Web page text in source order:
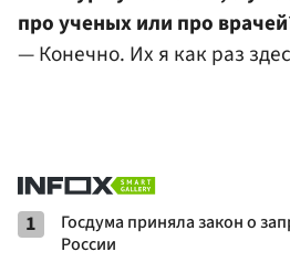
про ученых или про
— Конечно. Их я как раз
1
Госдума приняла закон о
России